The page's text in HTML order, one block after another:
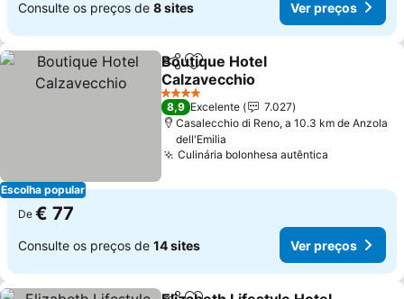
Consulte os preços de 8 sites Ver preços
Escolha popular
PartilharAdicionar aos favoritos
Boutique Hotel
Calzavecchio
4 Estrelas
8,9 Excelente
7.027
Casalecchio di Reno, a 10.3 km de Anzola
dell'Emilia
Culinária bolonhesa autêntica
De € 77
Consulte os preços de 14 sites Ver preços